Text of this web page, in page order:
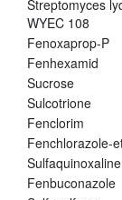
Streptomyces
WYEC 108
Fenoxaprop-P
Fenhexamid
Sucrose
Sulcotrione
Fenclorim
Fenchlorazole-
Sulfaquinoxaline
Fenbuconazole